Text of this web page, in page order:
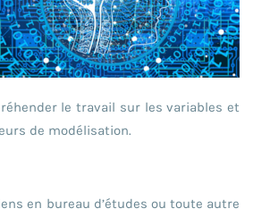
le travail sur les variables et
de modélisation.
en bureau d’études ou toute autre